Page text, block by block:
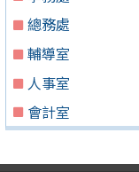
總務處
輔導室
人事室
會計室